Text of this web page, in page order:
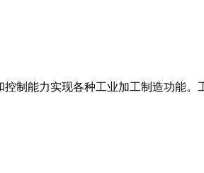
制能力实现各种工业加工制造功能。